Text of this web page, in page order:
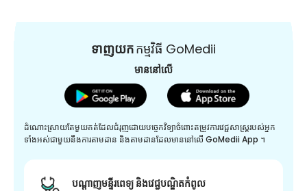
ទាញយកកម្មវិធី GoMedii
មាននៅលើ
ដំណោះស្រាយតែមួយគត់ដែលជំរុញដោយបច្ចេកវិទ្យាចំពោះតម្រូវការវេជ្ជសាស្រ្តរបស់អ្នក
ទាំងអស់ជាមួយនឹងការតាមដាន និងតាមដានដែលមាននៅលើ GoMedii App ។
បណ្តាញមន្ទីរពេទ្យ និងវេជ្ជបណ្ឌិតកំពូល